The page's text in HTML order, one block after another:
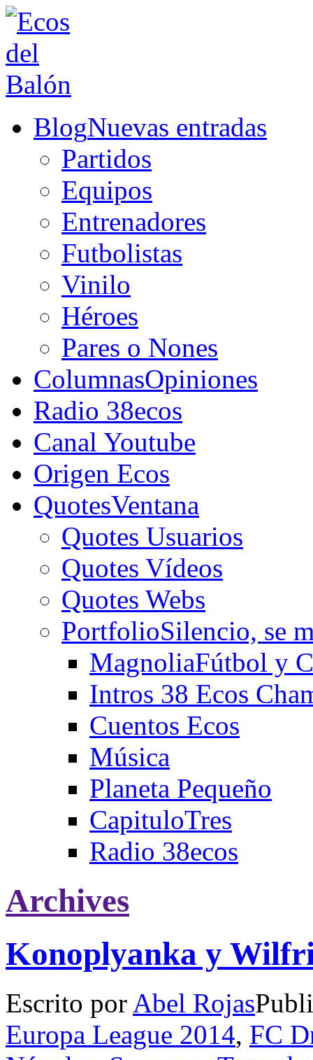
BlogNuevas entradas
Partidos
Equipos
Entrenadores
Futbolistas
Vinilo
Héroes
Pares o Nones
ColumnasOpiniones
Radio 38ecos
Canal Youtube
Origen Ecos
QuotesVentana
Quotes Usuarios
Quotes Vídeos
Quotes Webs
PortfolioSilencio, se
MagnoliaFútbol y
Intros 38 Ecos
Cuentos Ecos
Música
Planeta Pequeño
CapituloTres
Radio 38ecos
Archives
Konoplyanka y
Escrito por Abel Rojas
Europa League 2014, FC